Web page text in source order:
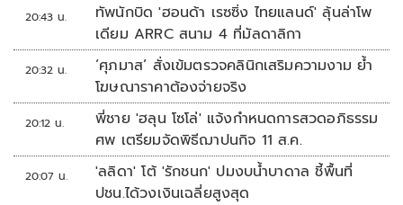
20:43 น.
ทัพนักบิด 'ฮอนด้า เรซซิ่ง ไทยแลนด์' ลุ้นล่าโพ
เดียม ARRC สนาม 4 ที่มัลดาลิกา
20:32 น.
‘ศุภมาส’ สั่งเข้มตรวจคลินิกเสริมความงาม ย้ำ
โฆษณาราคาต้องจ่ายจริง
20:12 น.
พี่ชาย 'ฮลุน โซโล่' แจ้งกำหนดการสวดอภิธรรม
ศพ เตรียมจัดพิธีฌาปนกิจ 11 ส.ค.
20:07 น.
'ลลิดา' โต้ 'รักชนก' ปมงบน้ำบาดาล ชี้พื้นที่
ปชน.ได้วงเงินเฉลี่ยสูงสุด